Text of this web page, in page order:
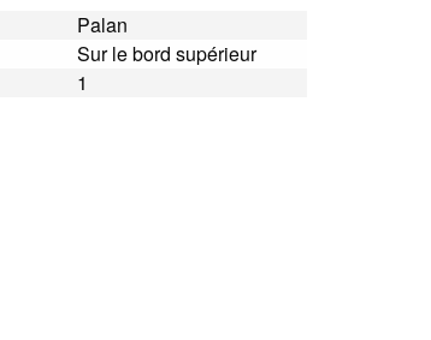
Palan
Sur le bord supérieur
1